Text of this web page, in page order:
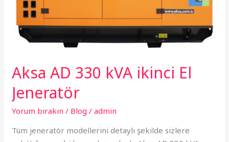
Aksa AD 330 kVA ikinci El
Jeneratör
Yorum bırakın / Blog /admin
Tüm jeneratör modellerini detaylı şekilde sizlere
Jeneratör